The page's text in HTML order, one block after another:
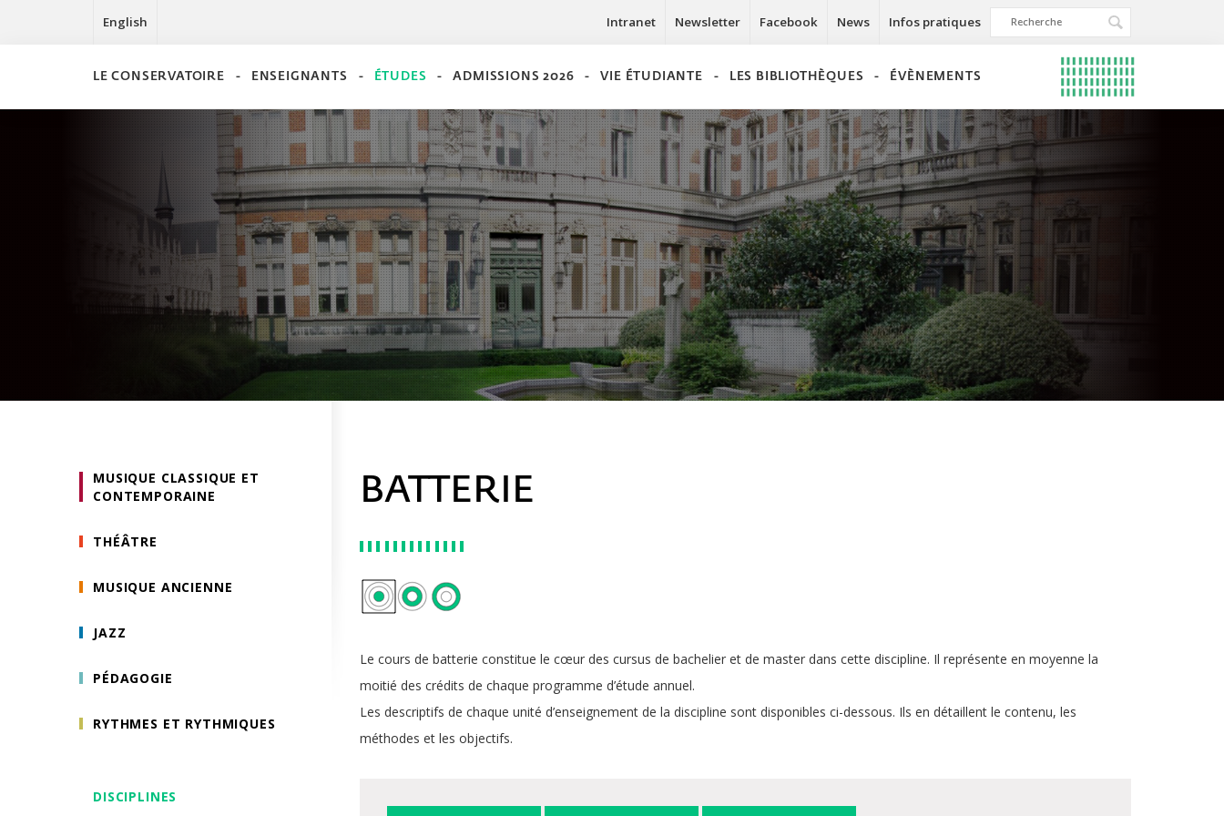
English Intranet Newsletter Facebook News Infos pratiques
LE CONSERVATOIRE ENSEIGNANTS ÉTUDES ADMISSIONS 2026 VIE ÉTUDIANTE LES BIBLIOTHÈQUES ÉVÈNEMENTS
MUSIQUE CLASSIQUE ET
CONTEMPORAINE
THÉÂTRE
MUSIQUE ANCIENNE
JAZZ
PÉDAGOGIE
RYTHMES ET RYTHMIQUES
DISCIPLINES
BATTERIE
Le cours de batterie constitue le cœur des cursus de bachelier et de master dans cette discipline. Il représente en moyenne la
moitié des crédits de chaque programme d’étude annuel.
Les descriptifs de chaque unité d’enseignement de la discipline sont disponibles ci-dessous. Ils en détaillent le contenu, les
méthodes et les objectifs.